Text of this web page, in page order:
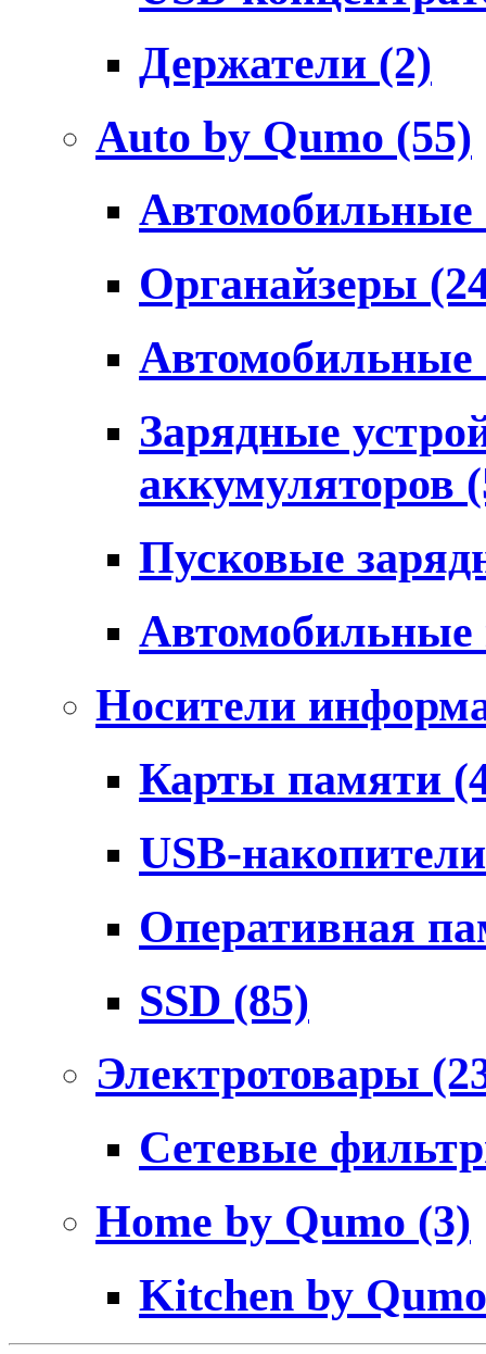
Держатели (2)
Auto by Qumo (55)
Органайзеры
Зарядные
аккумуляторов
Пусковые
Носители
Карты памяти
USB-
Оперативная
SSD (85)
Электротовары
Сетевые
Home by Qumo (3)
Kitchen by